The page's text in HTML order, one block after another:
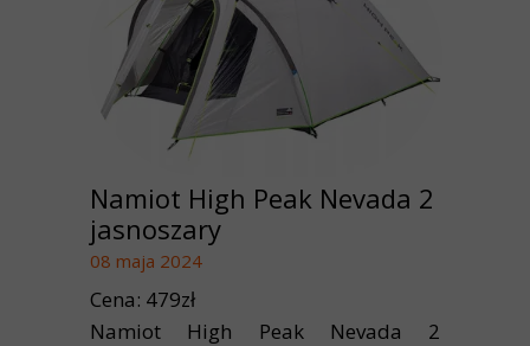
Namiot High Peak Nevada 2
jasnoszary
08 maja 2024
Cena: 479zł
Namiot High Peak Nevada 2